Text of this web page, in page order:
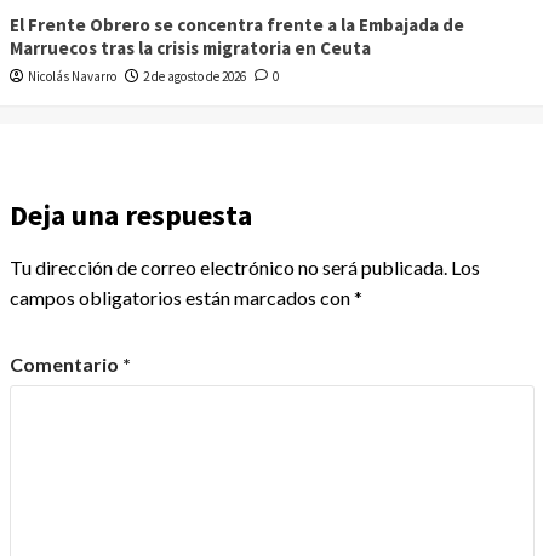
El Frente Obrero se concentra frente a la Embajada de
Marruecos tras la crisis migratoria en Ceuta
Nicolás Navarro 2 de agosto de 2026 0
Deja una respuesta
Tu dirección de correo electrónico no será publicada. Los
campos obligatorios están marcados con*
Comentario *